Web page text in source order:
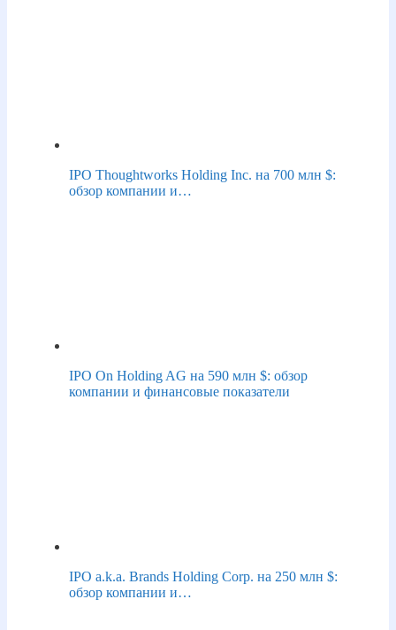
IPO Thoughtworks Holding Inc. на 700 млн $:
обзор компании и…
IPO On Holding AG на 590 млн $: обзор
компании и финансовые показатели
IPO a.k.a. Brands Holding Corp. на 250 млн $:
обзор компании и…